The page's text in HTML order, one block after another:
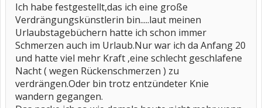
Ich habe festgestellt,das ich eine große
Verdrängungskünstlerin bin.....laut meinen
Urlaubstagebüchern hatte ich schon immer
Schmerzen auch im Urlaub.Nur war ich da Anfang 20
und hatte viel mehr Kraft ,eine schlecht geschlafene
Nacht ( wegen Rückenschmerzen ) zu
verdrängen.Oder bin trotz entzündeter Knie
wandern gegangen.